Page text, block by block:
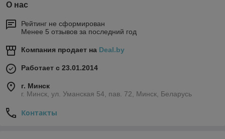
О нас
Рейтинг не сформирован
Менее 5 отзывов за последний год
Компания продает на Deal.by
Работает с 23.01.2014
г. Минск
г. Минск, ул. Уманская 54, пав. 72, Минск, Беларусь
Контакты